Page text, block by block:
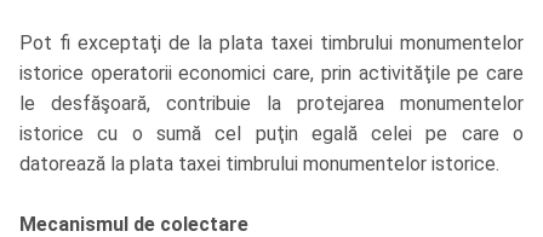
Pot fi exceptaţi de la plata taxei timbrului monumentelor
istorice operatorii economici care, prin activităţile pe care
le desfăşoară, contribuie la protejarea monumentelor
istorice cu o sumă cel puţin egală celei pe care o
datorează la plata taxei timbrului monumentelor istorice.
Mecanismul de colectare